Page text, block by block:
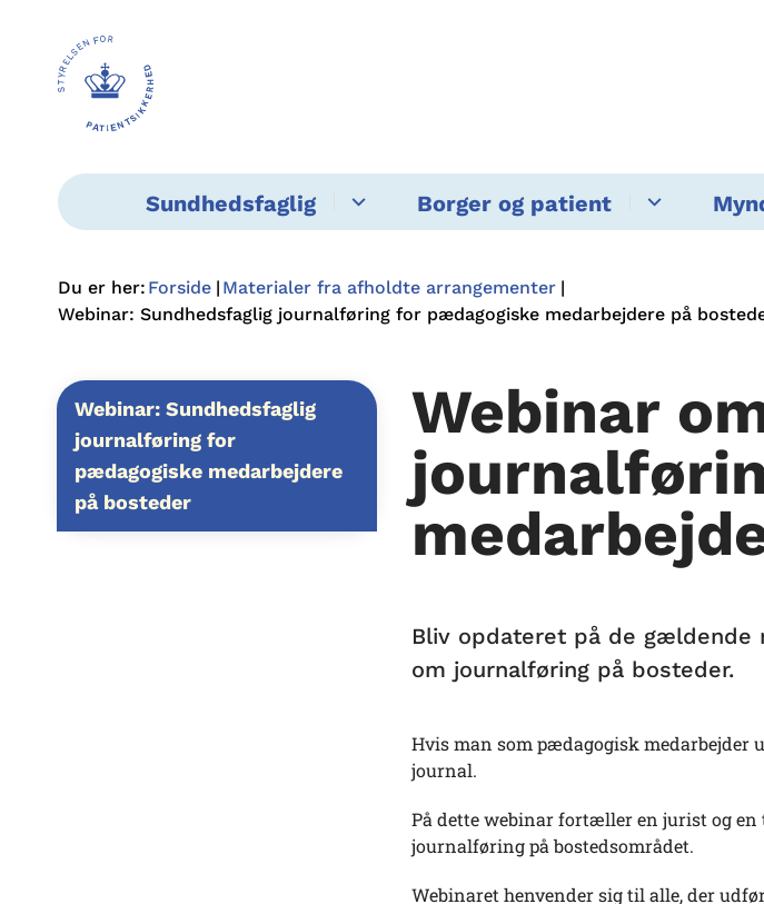
Sundhedsfaglig Borger og patient
Du er her: Forside Materialer fra afholdte arrangementer
Webinar: Sundhedsfaglig journalføring for pædagogiske medarbejdere på
Webinar: Sundhedsfaglig
journalføring for
pædagogiske medarbejdere
på bosteder
Webinar
Bliv opdateret på de gældende
om journalføring på bosteder.
Hvis man som pædagogisk medarbejder
journal.
På dette webinar fortæller en jurist og
journalføring på bostedsområdet.
Webinaret henvender sig til alle, der